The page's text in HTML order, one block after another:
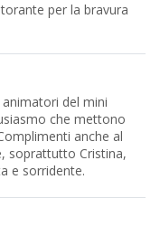
per la bravura
del mini
che mettono
anche al
soprattutto Cristina,
e sorridente.